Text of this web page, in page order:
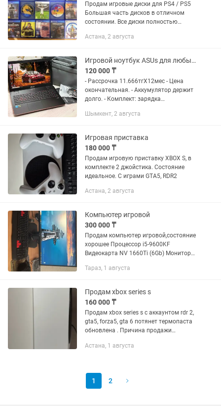
Продам игровые диски для PS4 / PS5
Большая часть дисков в отличном
состоянии. Все диски полностью
устанавливаются. Возможна проверка
Астана, 2 августа
Игровой ноутбук ASUs для любых задач
120 000 ₸
- Рассрочка 11.666тгХ12мес - Цена
окончательная. - Аккумулятор держит
долго. - Комплект: зарядка
коврик. - Процессор i7-4 поколение (4
Шымкент, 2 августа
Игровая приставка
180 000 ₸
Продам игровую приставку XBOX S, в
комплекте 2 джойстика. Состояние
идеальное. С играми GTA5, RDR2
Астана, 2 августа
Компьютер игровой
300 000 ₸
Продам компьютер игровой,состояние
хорошее Процессор i5-9600KF
Видеокарта NV 1660Ti (6Gb) Монитор
комплекте с клавиатурой,мышкой(ROG
Тараз, 1 августа
Продам xbox series s
160 000 ₸
Продам xbox series s с аккаунтом rdr 2,
gta5, forza5, gta 6 потянет термопаста
обновлена . Причина продажи
Астана, 1 августа
1 2